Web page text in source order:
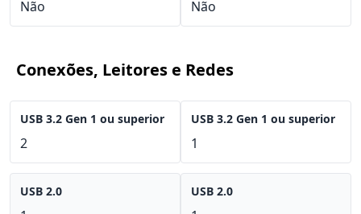
Não Não
Conexões, Leitores e Redes
USB 3.2 Gen 1 ou superior
2
USB 2.0
USB 3.2 Gen 1 ou superior
1
USB 2.0